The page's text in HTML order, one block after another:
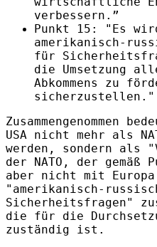
verbessern.”
Punkt 15: "Es
amerikanisch-
für
die Umsetzung
Abkommens zu
sicherzustellen."
Zusammengenommen
USA nicht mehr als
werden, sondern als
der NATO, der gemäß
aber nicht mit
"amerikanisch-
Sicherheitsfragen"
die für die
zuständig ist.